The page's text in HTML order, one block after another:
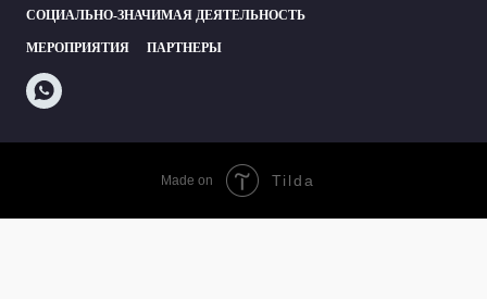
СОЦИАЛЬНО-ЗНАЧИМАЯ ДЕЯТЕЛЬНОСТЬ
МЕРОПРИЯТИЯ ПАРТНЕРЫ
Made on Tilda